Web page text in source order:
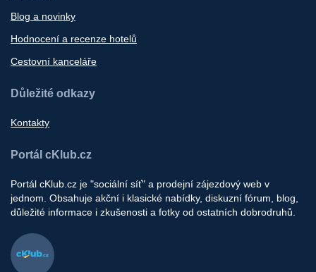
Blog a novinky
Hodnocení a recenze hotelů
Cestovní kanceláře
Důležité odkazy
Kontakty
Portál cKlub.cz
Portál cKlub.cz je "sociální síť" a prodejní zájezdový web v
jednom. Obsahuje akční i klasické nabídky, diskuzní fórum, blog,
důležité informace i zkušenosti a fotky od ostatních dobrodruhů.